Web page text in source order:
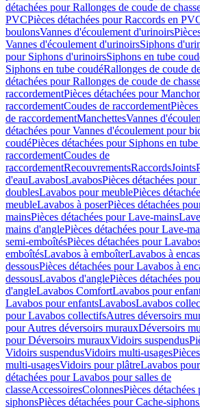
détachées pour Rallonges de coude de
PVCPièces détachées pour Raccords en
boulonsVannes d'écoulement d'urinoirs
Vannes d'écoulement d'urinoirsSiphons
pour Siphons d'urinoirsSiphons en tube
Siphons en tube coudéRallonges de coude
détachées pour Rallonges de coude de
raccordementPièces détachées pour
raccordementCoudes de raccordement
de raccordementManchettesVannes
détachées pour Vannes d'écoulement pour
coudéPièces détachées pour Siphons en
raccordementCoudes de
raccordementRecouvrementsRaccordsJoints
d'eauLavabosLavabosPièces détachées
doublesLavabos pour meublePièces
meubleLavabos à poserPièces détachées
mainsPièces détachées pour Lave-mains
mains d'anglePièces détachées pour Lave-
semi-emboîtésPièces détachées pour
emboîtésLavabos à emboîterLavabos à
dessousPièces détachées pour Lavabos à
dessousLavabos d'anglePièces détachées
d'angleLavabos ComfortLavabos pour
Lavabos pour enfantsLavabosLavabos
pour Lavabos collectifsAutres déversoirs
pour Autres déversoirs murauxDéversoirs
pour Déversoirs murauxVidoirs suspendus
Vidoirs suspendusVidoirs multi-usages
multi-usagesVidoirs pour plâtreLavabos
détachées pour Lavabos pour salles de
classeAccessoiresColonnesPièces
siphonsPièces détachées pour Cache-siphons